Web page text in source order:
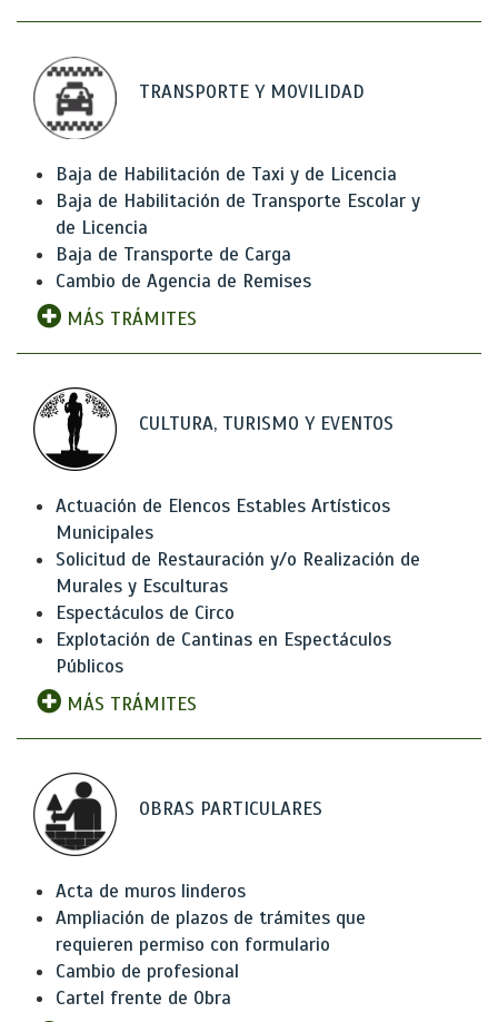
TRANSPORTE Y MOVILIDAD
Baja de Habilitación de Taxi y de Licencia
Baja de Habilitación de Transporte Escolar y
de Licencia
Baja de Transporte de Carga
Cambio de Agencia de Remises
MÁS TRÁMITES
CULTURA, TURISMO Y EVENTOS
Actuación de Elencos Estables Artísticos
Municipales
Solicitud de Restauración y/o Realización de
Murales y Esculturas
Espectáculos de Circo
Explotación de Cantinas en Espectáculos
Públicos
MÁS TRÁMITES
OBRAS PARTICULARES
Acta de muros linderos
Ampliación de plazos de trámites que
requieren permiso con formulario
Cambio de profesional
Cartel frente de Obra